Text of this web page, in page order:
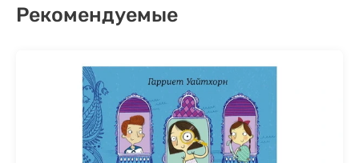
Рекомендуемые